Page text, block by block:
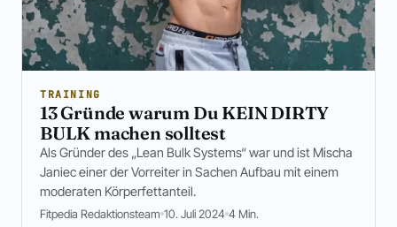
TRAINING
13 Gründe warum Du KEIN DIRTY
BULK machen solltest
Als Gründer des „Lean Bulk Systems“ war und ist Mischa
Janiec einer der Vorreiter in Sachen Aufbau mit einem
moderaten Körperfettanteil.
Fitpedia Redaktionsteam 10. Juli 2024 4 Min.